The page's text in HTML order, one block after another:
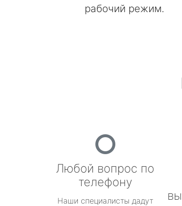
рабочий режим.
Любой вопрос по
телефону
Наши специалисты дадут